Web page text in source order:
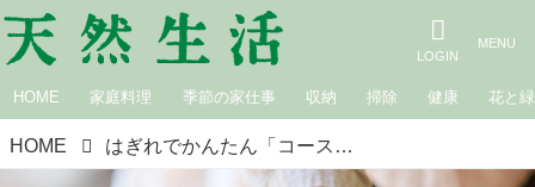
HOME 家庭料理 季節の家仕事 収納 掃除 健康 花と緑
HOME はぎれでかんたん「コースター」のつくり方。さらりとした素材で“かわいく手づくり”ミシンや手縫いで楽しむ布小物／布作家・不動美穂さん